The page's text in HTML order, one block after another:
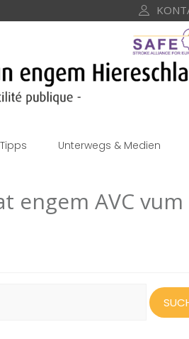
Tipps Unterwegs & Medien
engem AVC